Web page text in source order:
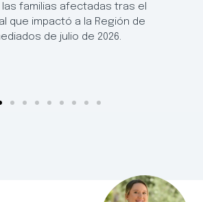
familias afectadas tras el
que impactó a la Región de
de julio de 2026.